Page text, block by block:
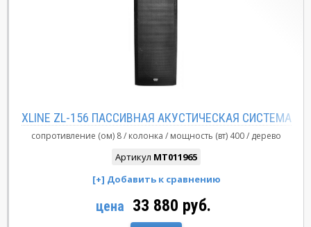
XLINE ZL-156 ПАССИВНАЯ АКУСТИЧЕСКАЯ СИСТЕМА
сопротивление (ом) 8 колонка мощность (вт) 400 дерево
Артикул MT011965
цена 33 880 руб.